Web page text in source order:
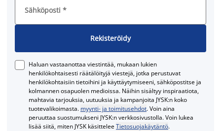
Sähköposti *
Rekisteröidy
Haluan vastaanottaa viestintää, mukaan lukien
henkilökohtaisesti räätälöityjä viestejä, jotka perustuvat
henkilökohtaisiin tietoihini ja käyttäytymiseeni, sähköpostitse ja
kolmannen osapuolen medioissa. Näihin sisältyy inspiraatiota,
mahtavia tarjouksia, uutuuksia ja kampanjoita JYSK:n koko
tuotevalikoimasta. myynti- ja toimitusehdot. Voin aina
peruuttaa suostumukseni JYSK:n verkkosivustolla. Voin lukea
lisää siitä, miten JYSK käsitteleeTietosuojakäytäntö.